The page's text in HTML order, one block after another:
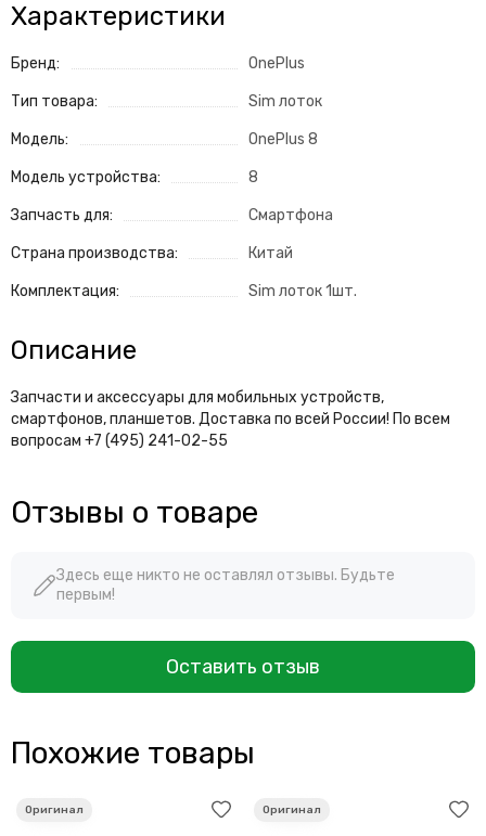
Характеристики
Бренд: OnePlus
Тип товара: Sim лоток
Модель: OnePlus 8
Модель устройства: 8
Запчасть для: Смартфона
Страна производства: Китай
Комплектация: Sim лоток 1шт.
Описание
Запчасти и аксессуары для мобильных устройств,
смартфонов, планшетов. Доставка по всей России! По всем
вопросам +7 (495) 241-02-55
Отзывы о товаре
Здесь еще никто не оставлял отзывы. Будьте
первым!
Оставить отзыв
Похожие товары